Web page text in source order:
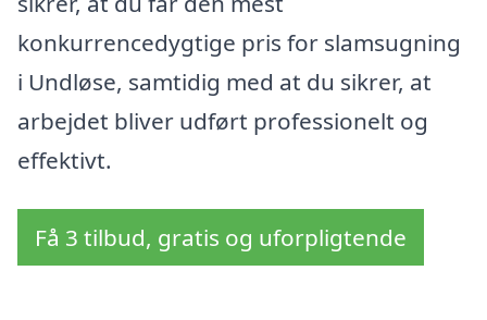
konkurrencedygtige pris for slamsugning
i Undløse, samtidig med at du sikrer, at
arbejdet bliver udført professionelt og
effektivt.
Få 3 tilbud, gratis og uforpligtende